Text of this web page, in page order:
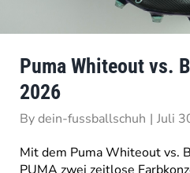
Puma Whiteout vs.
2026
Bydein-fussballschuh | Juli
Mit dem Puma Whiteout vs.